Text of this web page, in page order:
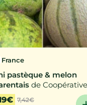
France
pastèque & melon
de Coopérative
Marie-
7,42€